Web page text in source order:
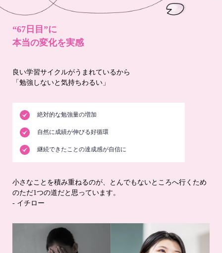
“67日目”に
本当の変化を実感
良い学習サイクルがうまれているから
「勉強しないと気持ちわるい」
絶対的な勉強量の増加
自然に成績が伸びる好循環
継続できたことの達成感が自信に
小さなことを積み重ねるのが、とんでもないところへ行くため
のただ1つの道だと思っています。
- イチロー